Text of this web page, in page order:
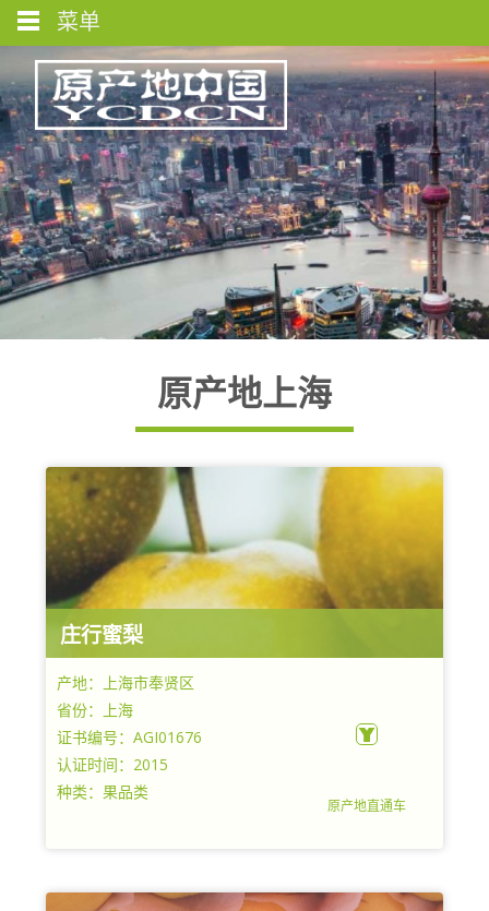
原产地上海
庄行蜜梨
产地：上海市奉贤区
省份：上海
证书编号：AGI01676
认证时间：2015
种类：果品类
原产地直通车
菜单